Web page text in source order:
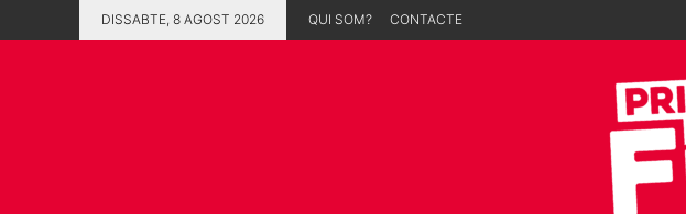
DISSABTE, 8 AGOST 2026 QUI SOM? CONTACTE